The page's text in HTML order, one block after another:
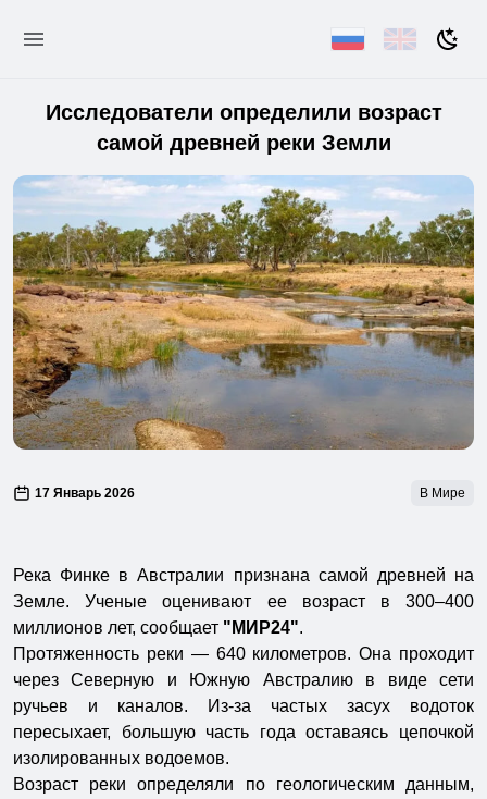
Исследователи определили возраст
самой древней реки Земли
17 Январь 2026 В Мире
Река Финке в Австралии признана самой древней на
Земле. Ученые оценивают ее возраст в 300–400
миллионов лет, сообщает "МИР24".
Протяженность реки — 640 километров. Она проходит
через Северную и Южную Австралию в виде сети
ручьев и каналов. Из-за частых засух водоток
пересыхает, большую часть года оставаясь цепочкой
изолированных водоемов.
Возраст реки определяли по геологическим данным,